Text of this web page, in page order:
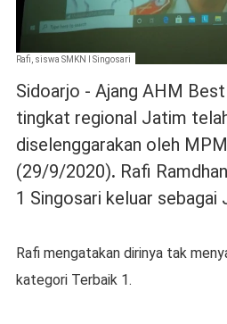
Rafi, siswa SMKN I Singosari
Sidoarjo - Ajang AHM
tingkat regional Jatim
diselenggarakan oleh
(29/9/2020). Rafi
1 Singosari keluar sebagai
Rafi mengatakan dirinya tak
kategori Terbaik 1.